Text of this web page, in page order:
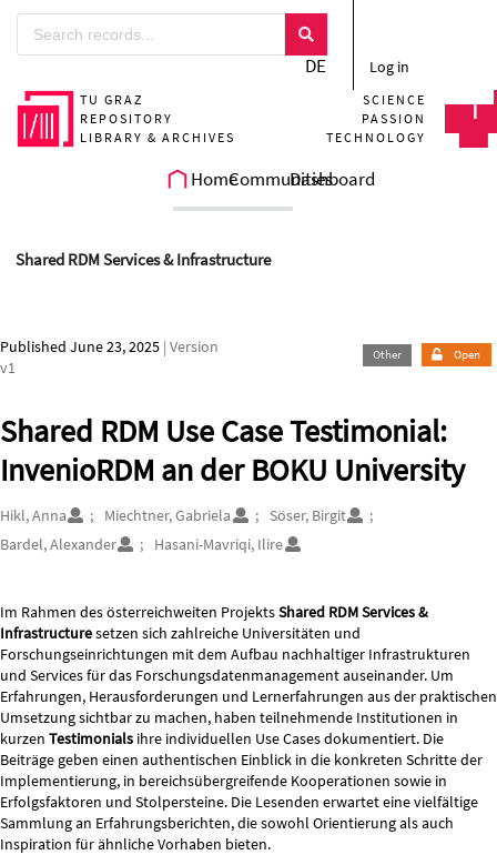
Skip to main
DE Log in
TU GRAZ
REPOSITORY
LIBRARY & ARCHIVES
SCIENCE
PASSION
TECHNOLOGY
HomeCommunitiesDashboard
Shared RDM Services & Infrastructure
Published June 23, 2025 | Version
v1
Other Open
Shared RDM Use Case Testimonial:
InvenioRDM an der BOKU University
Authors/Creators
Hikl, Anna Miechtner, Gabriela
Söser, Birgit
Bardel, Alexander
Hasani-Mavriqi, Ilire
Description
Im Rahmen des österreichweiten ProjektsShared RDMServices &
Infrastructuresetzen sich zahlreiche Universitäten und
Forschungseinrichtungen mit dem Aufbau nachhaltiger Infrastrukturen
und Services für das Forschungsdatenmanagement auseinander. Um
Erfahrungen, Herausforderungen und Lernerfahrungen aus der praktischen
Umsetzung sichtbar zu machen, haben teilnehmende Institutionen in
kurzen Testimonials ihre individuellen Use Cases dokumentiert. Die
Beiträge geben einen authentischen Einblick in die konkreten Schritte der
Implementierung, in bereichsübergreifende Kooperationen sowie in
Erfolgsfaktoren und Stolpersteine. Die Lesenden erwartet eine vielfältige
Sammlung an Erfahrungsberichten, die sowohl Orientierung als auch
Inspiration für ähnliche Vorhaben bieten.